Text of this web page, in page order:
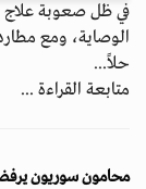
في ظل صعوبة علاج
الوصاية، ومع
حلاً...
متابعة القراءة ...
محامون سوريون